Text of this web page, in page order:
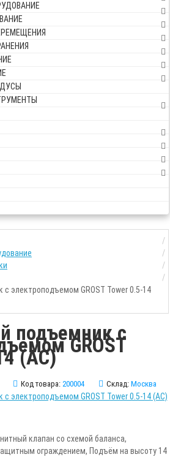
электроподъемом GROST Tower 0.5-14
подъемник с
GROST
(AC)
Код товара: 200004 Склад: Москва
клапан со схемой баланса,
ограждением, Подъём на высоту 14